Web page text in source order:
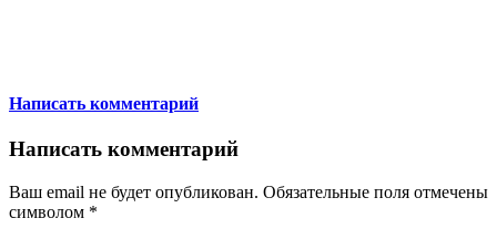
Написать комментарий
Написать комментарий
Ваш email не будет опубликован. Обязательные поля отмечены
символом *